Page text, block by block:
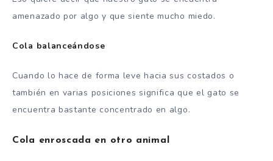
amenazado por algo y que siente mucho miedo.
Cola balanceándose
Cuando lo hace de forma leve hacia sus costados o
también en varias posiciones significa que el gato se
encuentra bastante concentrado en algo.
Cola enroscada en otro animal